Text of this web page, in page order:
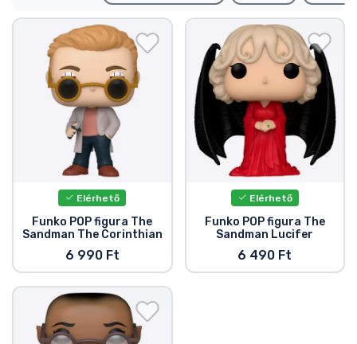
Elérhető
Funko POP figura The
Sandman The Corinthian
6 990 Ft
Elérhető
Funko POP figura The
Sandman Lucifer
6 490 Ft
Ajándékkártya
Szállítás és fizetés
Sorozatos cuccok
Filmes cuccok
Mesés cuccok
Animés cuccok
Gamer cuccok
Sportos cuccok